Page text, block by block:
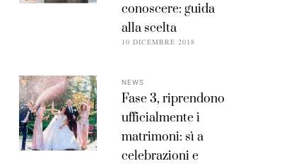
conoscere: guida
alla scelta
10 DICEMBRE 2018
NEWS
Fase 3, riprendono
ufficialmente i
matrimoni: sì a
celebrazioni e